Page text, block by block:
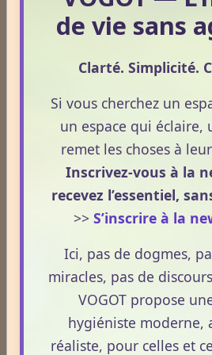
Plantes / affections
Acouphènes
Allergies
de vie sans
Clarté. Simplicité.
Si vous cherchez un
un espace qui éclaire,
remet les choses à
Inscrivez-vous à la
recevez l’essentiel,
>> S’inscrire à la
Ici, pas de dogmes,
miracles, pas de
VOGOT propose
hygiéniste moderne,
réaliste, pour celles et